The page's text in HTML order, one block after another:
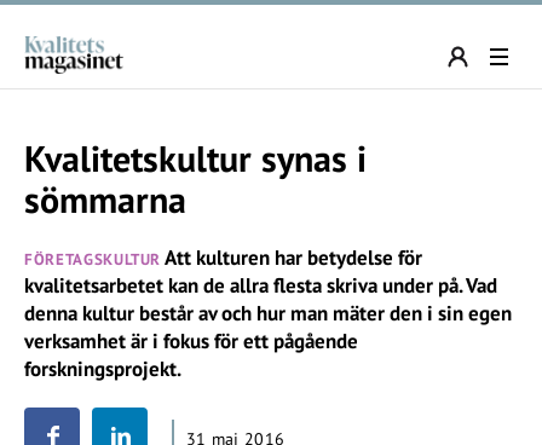
Kvalitetskultur synas i
sömmarna
FÖRETAGSKULTUR Att kulturen har betydelse för
kvalitetsarbetet kan de allra flesta skriva under på. Vad
denna kultur består av och hur man mäter den i sin egen
verksamhet är i fokus för ett pågående
forskningsprojekt.
31 maj 2016